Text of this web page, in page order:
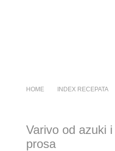
HOME INDEX RECEPATA
Varivo od azuki
prosa